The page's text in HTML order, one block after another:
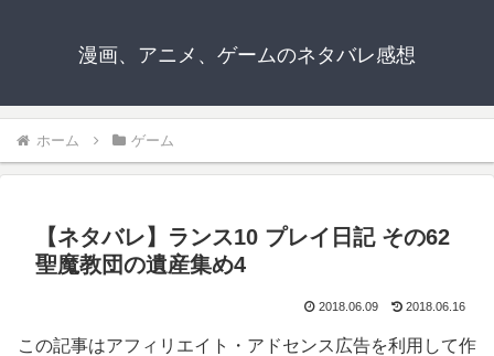
漫画、アニメ、ゲームのネタバレ感想
ホーム ゲーム
【ネタバレ】ランス10 プレイ日記 その62
聖魔教団の遺産集め4
2018.06.09 2018.06.16
この記事はアフィリエイト・アドセンス広告を利用して作